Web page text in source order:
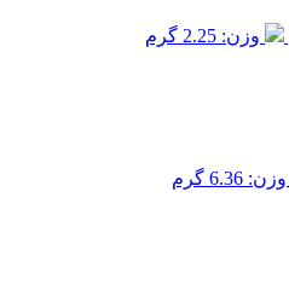
وزن: 2.25 گرم
وزن: 6.36 گرم